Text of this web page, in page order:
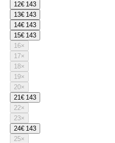
12€ 143
13€ 143
14€ 143
15€ 143
16×
17×
18×
19×
20×
21€ 143
22×
23×
24€ 143
25×